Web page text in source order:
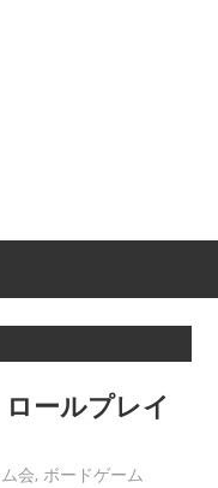
ールプレイ
会, ボードゲーム